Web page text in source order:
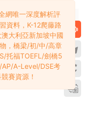
料Daily News
網唯一深度解析評
資料，K-12爬藤路
大利亞新加坡中國
，橋梁/初/中/高章
托福TOEFL/劍橋5
AP/A-Level/DSE考
賽資源！